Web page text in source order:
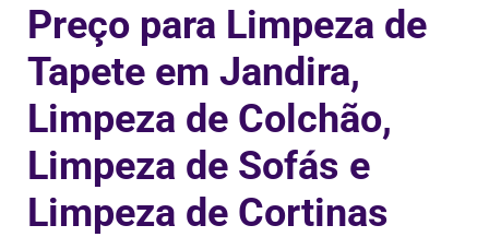
Preço para Limpeza de
Tapete em Jandira,
Limpeza de Colchão,
Limpeza de Sofás e
Limpeza de Cortinas